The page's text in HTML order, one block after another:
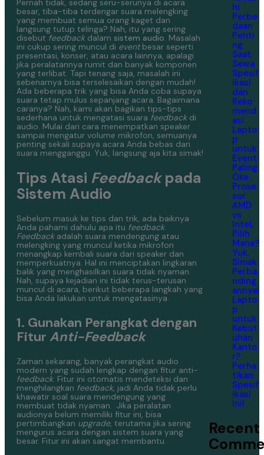
Pernah tidak, sedang seru-serunya di acara
besar, tiba-tiba terdengar suara melengking
yang membuat semua orang kaget dan
langsung tutup telinga? Nah, itu yang sering
disebut feedbackdalam sistem audio. Masalah
ini cukup sering muncul di eventbesar seperti
presentasi, konser, atau acara lainnya, apalagi
jika peralatannya rumit dan banyak komponen
yang terlibat. Tapi tenang saja, masalah ini
sebenarnya bisa terselesaikan dengan mudah!
Ada beberapa trik yang bisa Anda coba supaya
suara tetap mulus sepanjang acara. Bagaimana
caranya? Nah, kami akan bagikan tips-tips
sederhana untuk mengatasi suara feedbackdi
audio. Mulai dari cara menempatkan speaker
sampai mengatur volume mikrofon, semuanya
penting sekali supaya acara Anda bebas dari
suara mengganggu. Yuk, langsung aja kita simak!
Tips Atasi Feedbackpada
Sistem Audio
Sebelum masuk ke tips dan trik, ada baiknya
Anda pahami dahulu apa itu feedback.
Feedbackadalah suara mendengung atau
melengking yang muncul ketika mikrofon
menangkap kembali suara dari speaker dan
memperkuatnya. Hal ini menciptakan lingkaran
balik yang menghasilkan suara tidak nyaman.
Nah, supaya kejadian ini tidak terus-terusan
muncul di acara, berikut beberapa langkah yang
bisa Anda lakukan untuk mengatasinya.
1. Gunakan Perangkat dengan
Fitur Anti-Feedback
Zaman sekarang, banyak perangkat audio
modern yang sudah lengkap dengan fitur anti-
feedback. Fitur ini otomatis mendeteksi dan
menghilangkan feedback, jadi Anda tidak perlu
khawatir soal suara mendengung yang
membuat tidak nyaman.
Jika peralatan
audionya belum memiliki fitur ini, bisa
pertimbangkan upgrade, terutama jika sering
mengurus acara dengan sistem suara yang
besar. Fitur ini akan sangat membantu.
hi
Perbe
daan
Penti
ng
Saat
Sewa
Spesif
ikasi
dan
Reko
mend
asi
Lapto
p
untuk
Event
Paling
Oke
Prose
sor
AMD
vs
Intel,
Pilih
Mana?
Yuk,
Simak
Perba
nding
annya!
Lapto
p
untuk
Kebut
uhan
Kanto
r?
Perha
tikan
Spesif
ikasi
Ini!
Recent